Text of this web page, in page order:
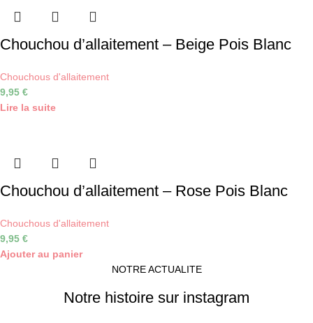
Chouchou d’allaitement – Beige Pois Blanc
Chouchous d'allaitement
9,95 €
Lire la suite
Chouchou d’allaitement – Rose Pois Blanc
Chouchous d'allaitement
9,95 €
Ajouter au panier
NOTRE ACTUALITE
Notre histoire sur instagram